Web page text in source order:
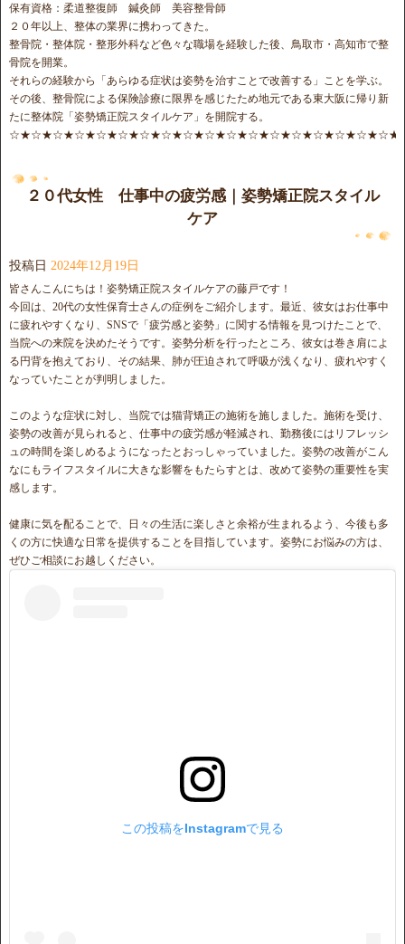
保有資格：柔道整復師 鍼灸師 美容整骨師
２０年以上、整体の業界に携わってきた。
整骨院・整体院・整形外科など色々な職場を経験した後、鳥取市・高知市で整
骨院を開業。
それらの経験から「あらゆる症状は姿勢を治すことで改善する」ことを学ぶ。
その後、整骨院による保険診療に限界を感じたため地元である東大阪に帰り新
たに整体院「姿勢矯正院スタイルケア」を開院する。
２０代女性 仕事中の疲労感｜姿勢矯正院スタイル
ケア
投稿日 2024年12月19日
皆さんこんにちは！姿勢矯正院スタイルケアの藤戸です！
今回は、20代の女性保育士さんの症例をご紹介します。最近、彼女はお仕事中
に疲れやすくなり、SNSで「疲労感と姿勢」に関する情報を見つけたことで、
当院への来院を決めたそうです。姿勢分析を行ったところ、彼女は巻き肩によ
る円背を抱えており、その結果、肺が圧迫されて呼吸が浅くなり、疲れやすく
なっていたことが判明しました。
このような症状に対し、当院では猫背矯正の施術を施しました。施術を受け、
姿勢の改善が見られると、仕事中の疲労感が軽減され、勤務後にはリフレッシ
ュの時間を楽しめるようになったとおっしゃっていました。姿勢の改善がこん
なにもライフスタイルに大きな影響をもたらすとは、改めて姿勢の重要性を実
感します。
健康に気を配ることで、日々の生活に楽しさと余裕が生まれるよう、今後も多
くの方に快適な日常を提供することを目指しています。姿勢にお悩みの方は、
ぜひご相談にお越しください。
この投稿をInstagramで見る